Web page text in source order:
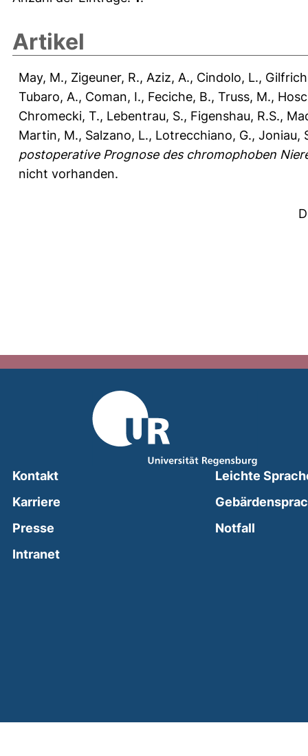
Artikel
May, M., Zigeuner, R., Aziz, A., Cindolo, L.,
Tubaro, A., Coman, I., Feciche, B., Truss, M.,
Chromecki, T., Lebentrau, S., Figenshau, R.S.,
Martin, M., Salzano, L., Lotrecchiano, G., Joniau,
postoperative Prognose des chromophoben
nicht vorhanden.
Kontakt
Karriere
Presse
Intranet(external link, opens in a new window)
Leichte
Notfall